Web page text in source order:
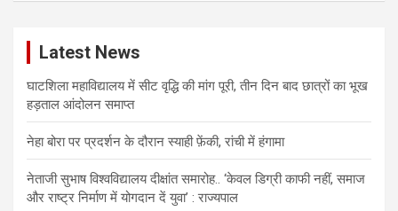
Latest News
घाटशिला महाविद्यालय में सीट वृद्धि की मांग पूरी, तीन दिन बाद छात्रों का भूख
हड़ताल आंदोलन समाप्त
नेहा बोरा पर प्रदर्शन के दौरान स्याही फ़ेंकी, रांची में हंगामा
नेताजी सुभाष विश्वविद्यालय दीक्षांत समारोह.. ‘केवल डिग्री काफी नहीं, समाज
और राष्ट्र निर्माण में योगदान दें युवा’ : राज्यपाल